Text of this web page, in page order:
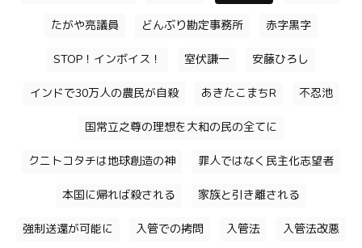
たがや亮議員 どんぶり勘定事務所 赤字黒字
STOP！インボイス！ 室伏謙一 安藤ひろし
インドで30万人の農民が自殺 あきたこまちR 不忍池
国常立之尊の理想を大和の民の全てに
クニトコタチは地球創造の神 罪人ではなく民主化志望者
本国に帰れば殺される 家族と引き離される
強制送還が可能に 入管での拷問 入管法 入管法改悪